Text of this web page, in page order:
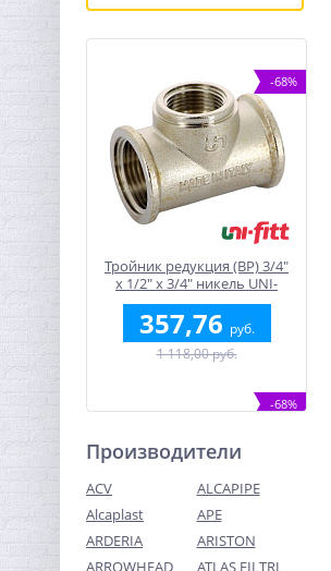
-68%
Тройник редукция (ВР) 3/4"
x 1/2" x 3/4" никель UNI-
FITT
357,76 руб.
1 118,00 руб.
-68%
Производители
ACV
ALCAPIPE
Alcaplast
APE
ARDERIA
ARISTON
ARROWHEAD
ATLAS FILTRI